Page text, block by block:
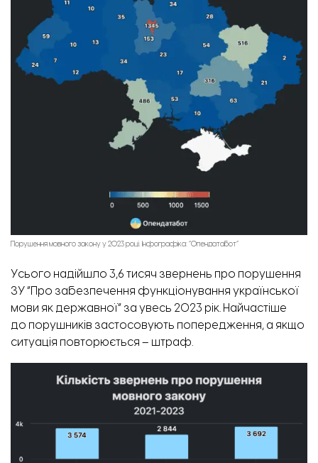
Порушення мовного закону у 2023 році. Інфографіка: “Опендатабот”
Усього надійшло 3,6 тисяч звернень про порушення
ЗУ “Про забезпечення функціонування української
мови як державної” за увесь 2023 рік. Найчастіше
до порушників застосовують попередження, а якщо
ситуація повторюється – штраф.